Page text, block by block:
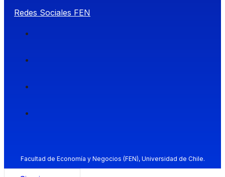
Redes Sociales FEN
Facultad de Economía y Negocios (FEN), Universidad de Chile.